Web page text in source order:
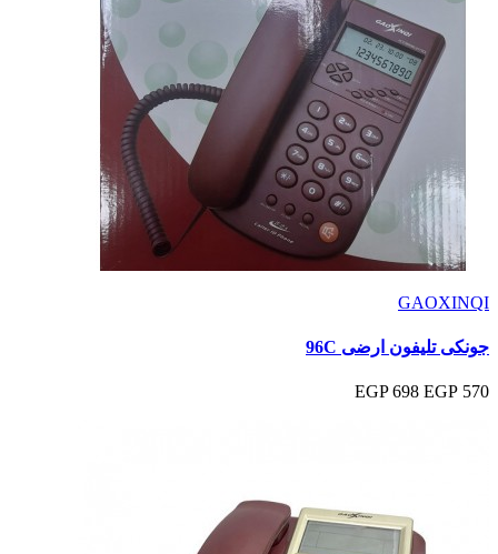
GAOXINQI
جونكى تليفون ارضى 96C
570 EGP
698 EGP